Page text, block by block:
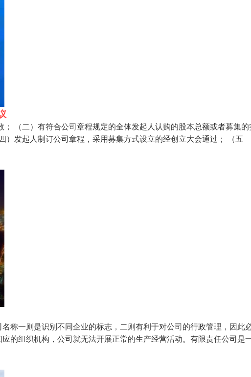
（二）有符合公司章程规定的全体发起人认购的股本总额或者募集
发起人制订公司章程，采用募集方式设立的经创立大会通过； （五
称一则是识别不同企业的标志，二则有利于对公司的行政管理，因此
的组织机构，公司就无法开展正常的生产经营活动。有限责任公司是